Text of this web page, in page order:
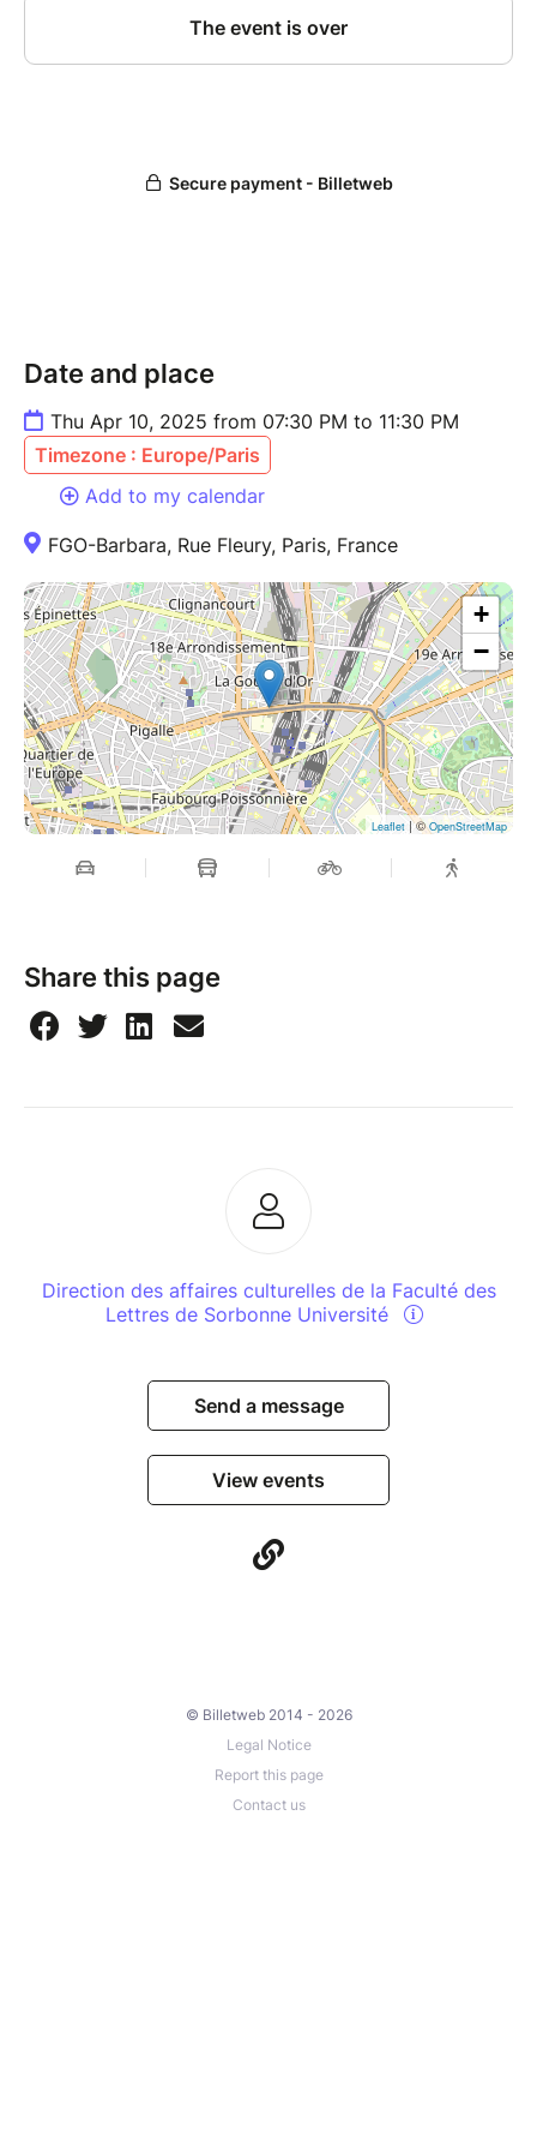
Lettres de Sorbonne Université, en partenariat avec
le FGO-Barbara.
Date and place
Thu Apr 10, 2025 from 07:30 PM to 11:30 PM
Timezone : Europe/Paris
Add to my calendar
FGO-Barbara, Rue Fleury, Paris, France
+
−
Leaflet | ©OpenStreetMap
Share this page
Direction des affaires culturelles de la Faculté des
Lettres de Sorbonne Université
Send a message
View events
© Billetweb 2014 - 2026
Legal Notice
Report this page
Contact us